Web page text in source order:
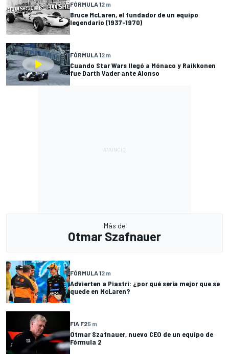
FÓRMULA 12 m
Bruce McLaren, el fundador de un equipo
legendario (1937-1970)
FÓRMULA 12 m
Cuando Star Wars llegó a Mónaco y Raikkonen
fue Darth Vader ante Alonso
Más de
Otmar Szafnauer
FÓRMULA 12 m
Advierten a Piastri: ¿por qué sería mejor que se
quede en McLaren?
FIA F25 m
Otmar Szafnauer, nuevo CEO de un equipo de
Fórmula 2